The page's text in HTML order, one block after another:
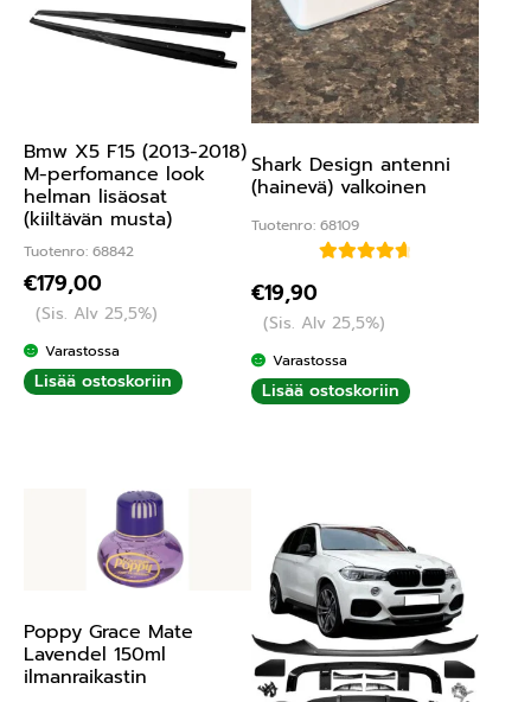
Bmw X5 F15 (2013-2018)
M-perfomance look
helman lisäosat
(kiiltävän musta)
Tuotenro: 68842
€179,00
(Sis. Alv 25,5%)
Varastossa
Lisää ostoskoriin
Shark Design antenni
(hainevä) valkoinen
Tuotenro: 68109
4.75/ 5
€19,90
(Sis. Alv 25,5%)
Varastossa
Lisää ostoskoriin
Poppy Grace Mate
Lavendel 150ml
ilmanraikastin